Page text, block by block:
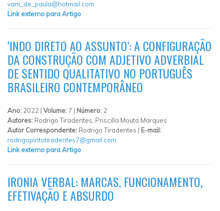
vani_de_paula@hotmail.com
Link externo para Artigo
‘INDO DIRETO AO ASSUNTO’: A CONFIGURAÇÃO
DA CONSTRUÇÃO COM ADJETIVO ADVERBIAL
DE SENTIDO QUALITATIVO NO PORTUGUÊS
BRASILEIRO CONTEMPORÂNEO
Ano: 2022 | Volume: 7 | Número: 2
Autores: Rodrigo Tiradentes, Priscilla Mouta Marques
Autor Correspondente: Rodrigo Tiradentes | E-mail:
rodrigopintotiradentes7@gmail.com
Link externo para Artigo
IRONIA VERBAL: MARCAS, FUNCIONAMENTO,
EFETIVAÇÃO E ABSURDO